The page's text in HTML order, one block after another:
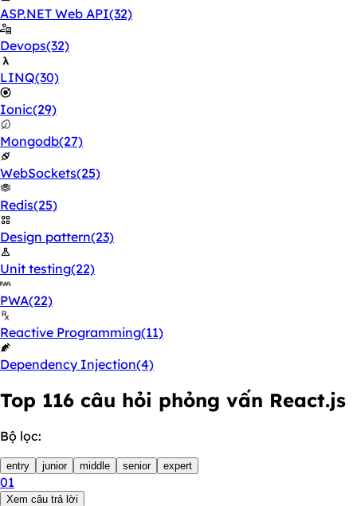
ASP.NET Web API(32)
Devops(32)
LINQ(30)
Ionic(29)
Mongodb(27)
WebSockets(25)
Redis(25)
Design pattern(23)
Unit testing(22)
PWA(22)
Reactive Programming(11)
Dependency Injection(4)
Top 116 câu hỏi phỏng vấn React.js
Bộ lọc:
entry junior middle senior expert
01
Xem câu trả lời